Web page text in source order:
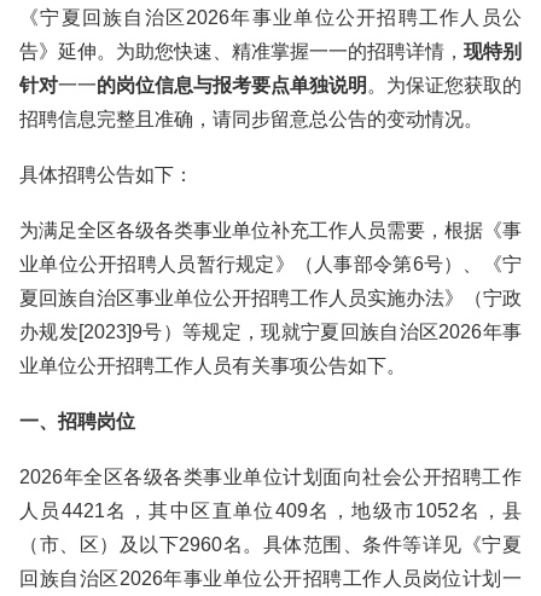
《宁夏回族自治区2026年事业单位公开招聘工作人员公
告》延伸。为助您快速、精准掌握一一的招聘详情， 现特别
针对一一的岗位信息与报考要点单独说明 。为保证您获取的
招聘信息完整且准确，请同步留意总公告的变动情况。
具体招聘公告如下：
为满足全区各级各类事业单位补充工作人员需要，根据《事
业单位公开招聘人员暂行规定》（人事部令第6号）、《宁
夏回族自治区事业单位公开招聘工作人员实施办法》（宁政
办规发[2023]9号）等规定，现就宁夏回族自治区2026年事
业单位公开招聘工作人员有关事项公告如下。
一、招聘岗位
2026年全区各级各类事业单位计划面向社会公开招聘工作
人员4421名，其中区直单位409名，地级市1052名，县
（市、区）及以下2960名。具体范围、条件等详见《宁夏
回族自治区2026年事业单位公开招聘工作人员岗位计划一